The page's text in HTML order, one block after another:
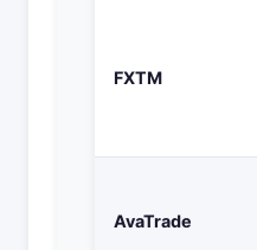
FXTM
AvaTrade